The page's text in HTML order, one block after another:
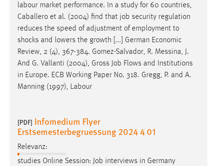
labour market performance. In a study for 60 countries,
Caballero et al. (2004) find that job security regulation
reduces the speed of adjustment of employment to
shocks and lowers the growth [...] German Economic
Review, 2 (4), 367-384. Gomez-Salvador, R. Messina, J.
And G. Vallanti (2004), Gross Job Flows and Institutions
in Europe. ECB Working Paper No. 318. Gregg, P. and A.
Manning (1997), Labour
[PDF] Infomedium Flyer
Erstsemesterbegruessung 2024 4 01
Relevanz:
studies Online Session: Job interviews in Germany
EXTERNE MEDIEN
Um Inhalte von Videoplattformen und Social Media
Plattformen anzeigen zu können, werden von diesen
externen Medien Cookies gesetzt.
YouTube